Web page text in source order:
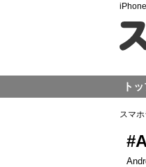
スマ
ト